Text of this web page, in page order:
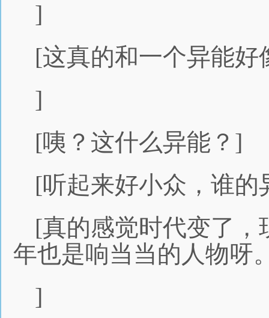
]
[这真的和一个异能
]
[咦？这什么异能？]
[听起来好小众，谁的
[真的感觉时代变了
年也是响当当的人物呀
]